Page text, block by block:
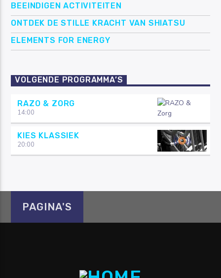
BEEINDIGEN ACTIVITEITEN
ONTDEK DE STILLE KRACHT VAN SHIATSU
ELEMENTS FOR ENERGY
VOLGENDE PROGRAMMA’S
RAZO & ZORG
14:00
KIES KLASSIEK
20:00
PAGINA'S